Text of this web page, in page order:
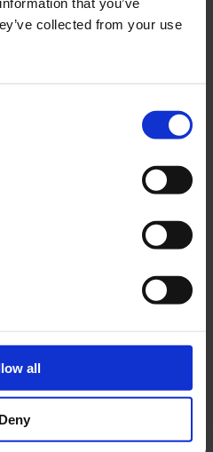
collected from your use
all
Deny
beauty con
il settore della
il fashion system
e mediterranea,